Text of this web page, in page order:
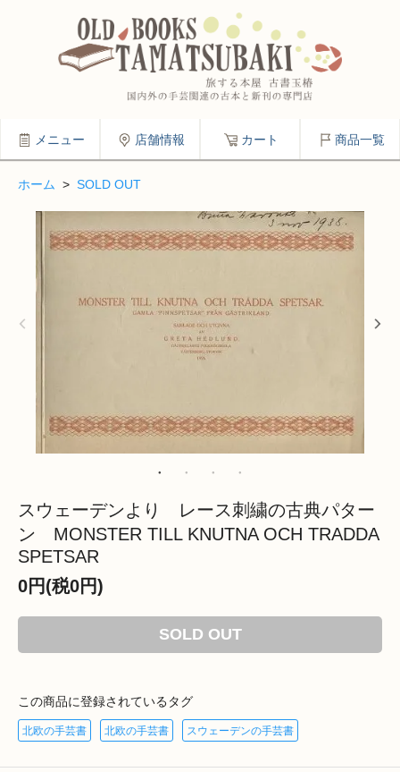
メニュー 店舗情報 カート 商品一覧
ホーム > SOLD OUT
スウェーデンより レース刺繍の古典パター
ン MONSTER TILL KNUTNA OCH TRADDA
SPETSAR
0円(税0円)
SOLD OUT
この商品に登録されているタグ
北欧の手芸書 北欧の手芸書 スウェーデンの手芸書